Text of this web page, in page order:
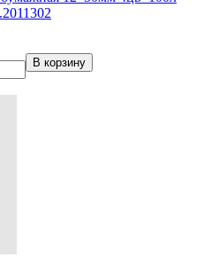
В корзину